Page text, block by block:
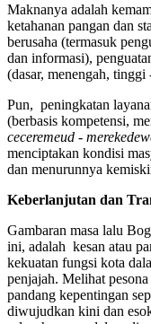
Maknanya adalah
ketahanan pangan dan
berusaha (termasuk
dan informasi),
(dasar, menengah, tinggi
Pun, peningkatan
(berbasis kompetensi,
ceceremeud -
menciptakan kondisi
dan menurunnya
Keberlanjutan dan
Gambaran masa lalu
ini, adalah kesan atau
kekuatan fungsi kota
penjajah. Melihat
pandang kepentingan
diwujudkan kini dan